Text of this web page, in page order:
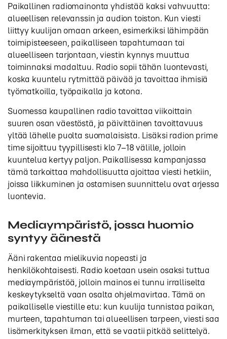
Paikallinen radiomainonta yhdistää kaksi vahvuutta:
alueellisen relevanssin ja audion toiston. Kun viesti
liittyy kuulijan omaan arkeen, esimerkiksi lähimpään
toimipisteeseen, paikalliseen tapahtumaan tai
alueelliseen tarjontaan, viestin kynnys muuttua
toiminnaksi madaltuu. Radio sopii tähän luontevasti,
koska kuuntelu rytmittää päivää ja tavoittaa ihmisiä
työmatkoilla, työpaikalla ja kotona.
Suomessa kaupallinen radio tavoittaa viikoittain
suuren osan väestöstä, ja päivittäinen tavoittavuus
yltää lähelle puolta suomalaisista. Lisäksi radion prime
time sijoittuu tyypillisesti klo 7–18 välille, jolloin
kuuntelua kertyy paljon. Paikallisessa kampanjassa
tämä tarkoittaa mahdollisuutta ajoittaa viesti hetkiin,
joissa liikkuminen ja ostamisen suunnittelu ovat arjessa
luontevia.
Mediaympäristö, jossa huomio
syntyy äänestä
Ääni rakentaa mielikuvia nopeasti ja
henkilökohtaisesti. Radio koetaan usein osaksi tuttua
mediaympäristöä, jolloin mainos ei tunnu irralliselta
keskeytykseltä vaan osalta ohjelmavirtaa. Tämä on
paikalliselle viestille etu: kun kuulija tunnistaa paikan,
murteen, tapahtuman tai alueellisen tarpeen, viesti saa
lisämerkityksen ilman, että se vaatii pitkää selittelyä.